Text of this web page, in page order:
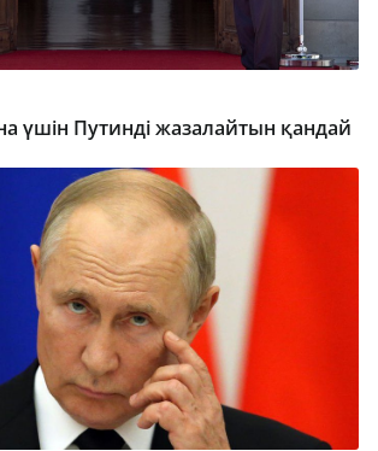
үшін Путинді жазалайтын қандай